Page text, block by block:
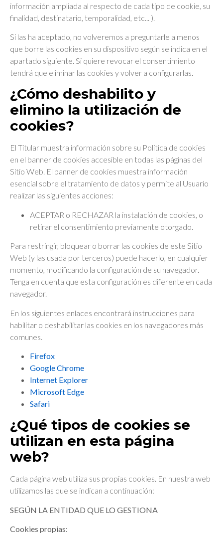
información ampliada al respecto de cada tipo de cookie, su
finalidad, destinatario, temporalidad, etc... ).
Si las ha aceptado, no volveremos a preguntarle a menos
que borre las cookies en su dispositivo según se indica en el
apartado siguiente. Si quiere revocar el consentimiento
tendrá que eliminar las cookies y volver a configurarlas.
¿Cómo deshabilito y
elimino la utilización de
cookies?
El Titular muestra información sobre su Política de cookies
en el banner de cookies accesible en todas las páginas del
Sitio Web. El banner de cookies muestra información
esencial sobre el tratamiento de datos y permite al Usuario
realizar las siguientes acciones:
ACEPTAR o RECHAZAR la instalación de cookies, o
retirar el consentimiento previamente otorgado.
Para restringir, bloquear o borrar las cookies de este Sitio
Web (y las usada por terceros) puede hacerlo, en cualquier
momento, modificando la configuración de su navegador.
Tenga en cuenta que esta configuración es diferente en cada
navegador.
En los siguientes enlaces encontrará instrucciones para
habilitar o deshabilitar las cookies en los navegadores más
comunes.
Firefox
Google Chrome
Internet Explorer
Microsoft Edge
Safari
¿Qué tipos de cookies se
utilizan en esta página
web?
Cada página web utiliza sus propias cookies. En nuestra web
utilizamos las que se indican a continuación:
SEGÚN LA ENTIDAD QUE LO GESTIONA
Cookies propias: